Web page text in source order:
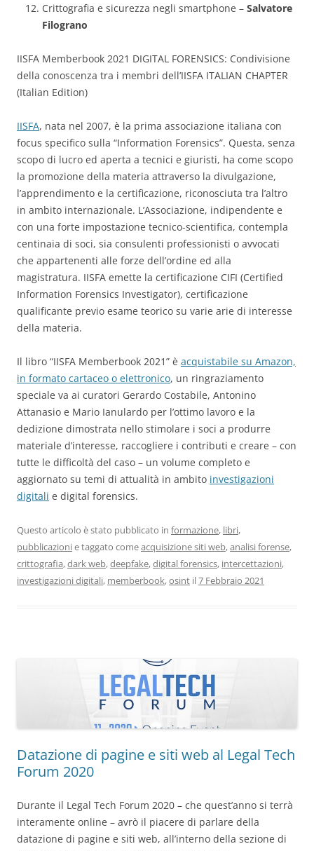
Crittografia e sicurezza negli smartphone – Salvatore
Filograno
IISFA Memberbook 2021 DIGITAL FORENSICS: Condivisione
della conoscenza tra i membri dell’IISFA ITALIAN CHAPTER
(Italian Edition)
IISFA, nata nel 2007, è la prima associazione italiana con
focus specifico sulla “Information Forensics”. Questa, senza
scopo di lucro ed aperta a tecnici e giuristi, ha come scopo
la promozione della materia attraverso la divulgazione,
l’apprendimento e la certificazione, riconosciuta tra l’altro
in ambito internazionale. L’Associazione, indipendente e
con una forte impostazione tecnico-scientifica, contempla
centinaia di soci, sia consulenti professionisti o avvocati
che appartenenti alle forze dell’ordine ed alla
magistratura. IISFA emette la certificazione CIFI (Certified
Information Forensics Investigator), certificazione
qualificante previo esame teorico su varie arie di interesse
della materia.
Il libro “IISFA Memberbook 2021” è acquistabile su Amazon,
in formato cartaceo o elettronico, un ringraziamento
speciale va ai curatori Gerardo Costabile, Antonino
Attanasio e Mario Ianulardo per l’ottimo lavoro e la
dedizione dimostrata nello stimolare i soci a produrre
materiale d’interesse, raccogliere i contributi e creare – con
tutte le difficoltà del caso – un volume completo e
aggiornato su temi di attualità in ambito investigazioni
digitali e digital forensics.
Questo articolo è stato pubblicato in formazione, libri,
pubblicazionie taggato comeacquisizione siti web,analisi forense,
crittografia,dark web,deepfake,digital forensics, intercettazioni,
investigazioni digitali, memberbook,osint il7 Febbraio 2021
Datazione di pagine e siti web al Legal Tech
Forum 2020
Durante il Legal Tech Forum 2020 – che quest’anno si terrà
interamente online – avrò il piacere di parlare della
datazione di pagine e siti web, all’interno della sezione di